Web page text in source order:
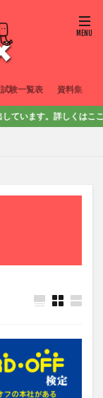
験一覧表 資料集
。詳しくはここを押し